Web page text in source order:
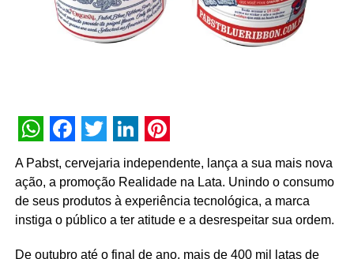
WhatsApp
Facebook
Twitter
LinkedIn
Pinterest
A Pabst, cervejaria independente, lança a sua mais nova
ação, a promoção Realidade na Lata. Unindo o consumo
de seus produtos à experiência tecnológica, a marca
instiga o público a ter atitude e a desrespeitar sua ordem.
De outubro até o final de ano, mais de 400 mil latas de